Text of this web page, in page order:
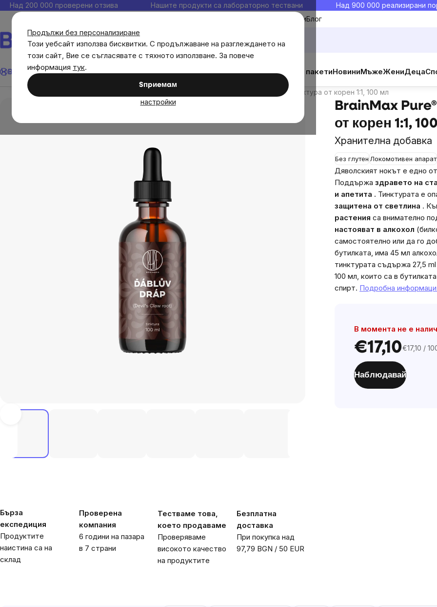
Продължи без персонализиране
Този уебсайт използва бисквитки. С продължаване на разглеждането на
този сайт, Вие се съгласявате с тяхното използване. За повече
информация тук.
Sпpиeмaм
настройки
Прескочи
към
съдържанието
Над 200 000 проверени отзива Нашите продукти са лабораторно тествани
Над 900 000 реализирани
Моите любимиБлог
Brainmax
Имунитет Акции💪 WomenPowerЦелиДиетични добавкиИзгодни пакетиНовиниМъжеЖениДеца
BrainMax Pure® Дяволски нокът тинктура от корен 1:1, 100 мл
BrainMax
от корен 1:1,
Хранителна добавка
Без глутен Локомотивен апарат
Бърза
експедиция
Продуктите
наистина са на
склад
Проверена
компания
6 години на пазара
в 7 страни
Тестваме това,
което продаваме
Проверяваме
високото качество
на продуктите
Безплатна
доставка
При покупка над
97,79 BGN / 50 EUR
Дяволският нокът е едно
Поддържа здравето на
и апетита . Тинктурата е
защитена от светлина .
растения са внимателно
настояват в алкохол
самостоятелно или да го
бутилката, има 45 мл
тинктурата съдържа 27,5
100 мл, които са в
спирт. Подробна
В момента не е
€17,10 Цена
за
мярка:
€17,10 /
Наблюдавай
BrainMax Pure® Дяволски нокът тинктура от корен 1:1, 100 мл
Подобни продукти